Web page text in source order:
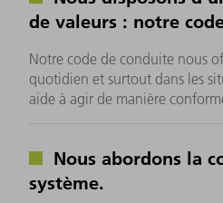
de valeurs : notre
Notre code de conduite nous
quotidien et surtout dans les
aide à agir de manière
Nous abordons la
système.